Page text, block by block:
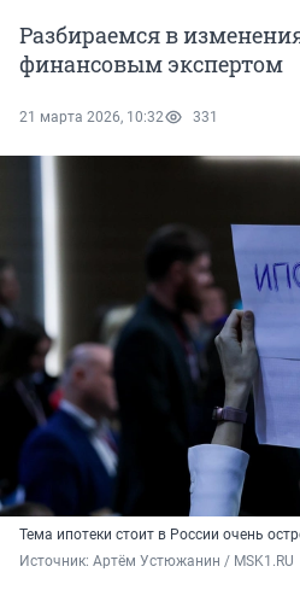
Разбираемся в
финансовым экспертом
21 марта 2026, 10:32 331
Тема ипотеки стоит в России очень
Источник: Артём Устюжанин / MSK1.RU